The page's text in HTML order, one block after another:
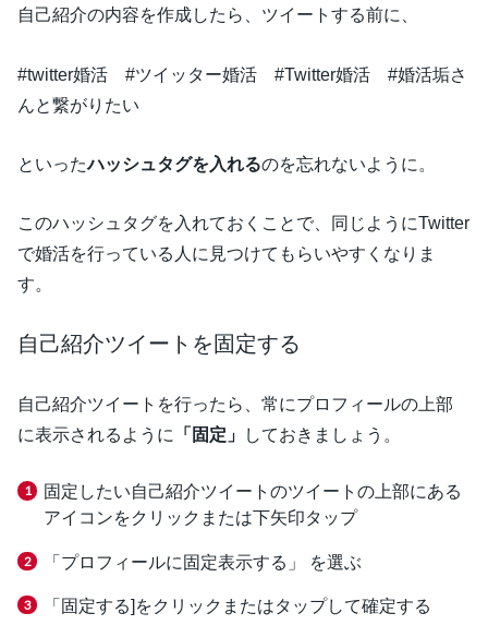
自己紹介の内容を作成したら、ツイートする前に、
#twitter婚活 #ツイッター婚活 #Twitter婚活 #婚活垢さ
んと繋がりたい
といったハッシュタグを入れるのを忘れないように。
このハッシュタグを入れておくことで、同じようにTwitter
で婚活を行っている人に見つけてもらいやすくなりま
す。
自己紹介ツイートを固定する
自己紹介ツイートを行ったら、常にプロフィールの上部
に表示されるように
「固定」 しておきましょう。
固定したい自己紹介ツイートのツイートの上部にある
アイコンをクリックまたは下矢印タップ
「プロフィールに固定表示する」 を選ぶ
「固定する]をクリックまたはタップして確定する